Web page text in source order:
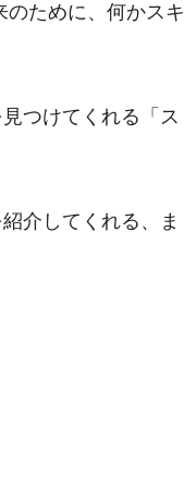
ために、何かスキ
つけてくれる「ス
介してくれる、ま